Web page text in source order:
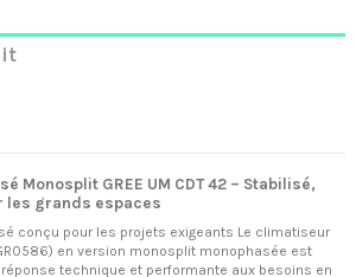
Monosplit GREE UM CDT 42 – Stabilisé,
les grands espaces
conçu pour les projets exigeants Le climatiseur
en version monosplit monophasée est
technique et performante aux besoins en